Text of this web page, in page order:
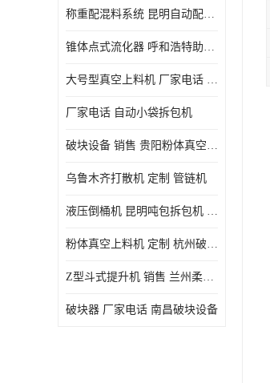
称重配混料系统 昆明自动配料系统 厂家电话
锥体点式流化器 呼和浩特助流料斗 厂家
大号型真空上料机 厂家电话 武汉粉体料管链机
厂家电话 自动小袋拆包机
破块设备 销售 贵阳粉体真空上料机
乌鲁木齐打散机 定制 管链机
液压倒桶机 昆明吨包拆包机 定制
粉体真空上料机 定制 杭州破块器
Z型斗式提升机 销售 兰州柔性螺旋输送机
破块器 厂家电话 南昌破块设备